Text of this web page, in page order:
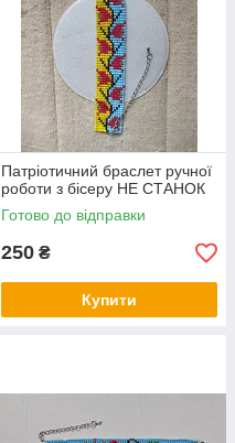
Патріотичний браслет ручної
роботи з бісеру НЕ СТАНОК
Готово до відправки
250 ₴
Купити